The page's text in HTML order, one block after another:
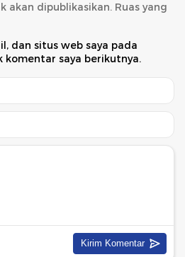
akan dipublikasikan. Ruas yang
dan situs web saya pada
komentar saya berikutnya.